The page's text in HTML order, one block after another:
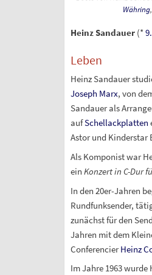
Währing
Heinz Sandauer(*
Leben
Heinz Sandauer
Joseph Marx, von
Sandauer als
aufSchellackplatten
Astor und Kinderstar
Als Komponist war
ein Konzert in C-Dur
In den 20er-Jahren
Rundfunksender,
zunächst für den
Jahren mit dem
ConferencierHeinz
Im Jahre 1963 wurde